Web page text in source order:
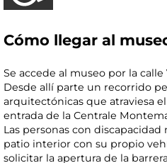
Cómo llegar al
Se accede al museo por la calle
Desde allí parte un recorrido
arquitectónicas que atraviesa
entrada de la Centrale
Las personas con
patio interior con su propio
solicitar la apertura de la